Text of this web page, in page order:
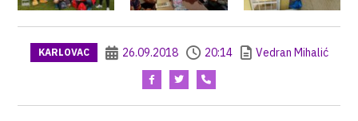
KARLOVAC 26.09.2018 20:14 Vedran Mihalić